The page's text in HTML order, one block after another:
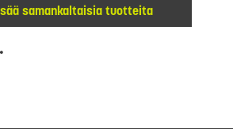
samankaltaisia tuotteita